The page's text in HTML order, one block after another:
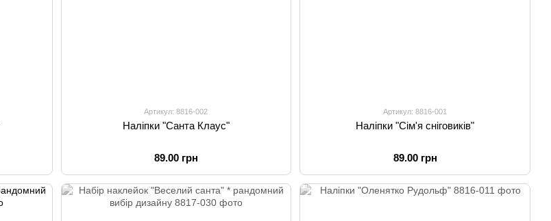
Артикул: 8816-002
Наліпки "Санта Клаус"
89.00 грн
Артикул: 8816-001
Наліпки "Сім'я сніговиків"
89.00 грн